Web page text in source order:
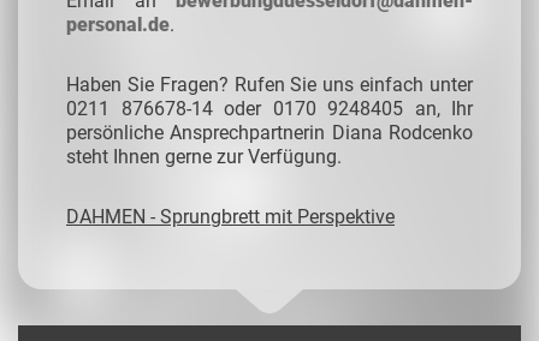
personal.de.
Haben Sie Fragen? Rufen Sie uns einfach unter
0211 876678-14 oder 0170 9248405 an, Ihr
persönliche Ansprechpartnerin Diana Rodcenko
steht Ihnen gerne zur Verfügung.
DAHMEN - Sprungbrett mit Perspektive